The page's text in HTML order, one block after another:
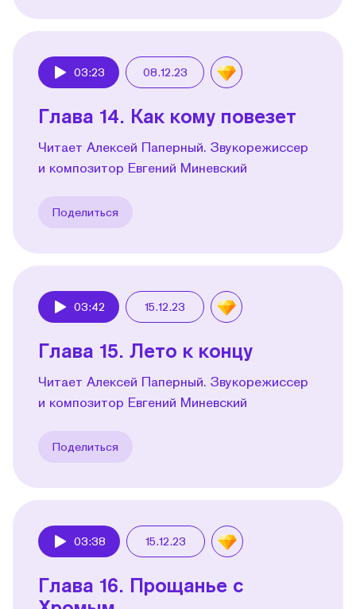
03:23 08.12.23
Глава 14. Как кому повезет
Читает Алексей Паперный. Звукорежиссер
и композитор Евгений Миневский
Поделиться
03:42 15.12.23
Глава 15. Лето к концу
Читает Алексей Паперный. Звукорежиссер
и композитор Евгений Миневский
Поделиться
03:38 15.12.23
Глава 16. Прощанье с